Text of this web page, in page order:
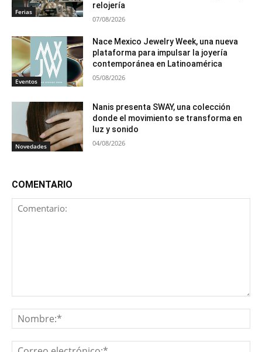
Ferias
relojería
07/08/2026
Eventos
Nace Mexico Jewelry Week, una nueva
plataforma para impulsar la joyería
contemporánea en Latinoamérica
05/08/2026
Novedades
Nanis presenta SWAY, una colección
donde el movimiento se transforma en
luz y sonido
04/08/2026
COMENTARIO